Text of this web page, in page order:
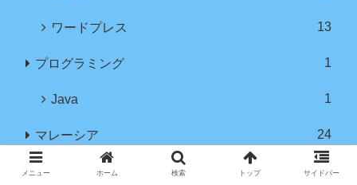
ワードプレス 13
プログラミング 1
Java 1
マレーシア 24
クアラルンプール 12
メニュー ホーム 検索 トップ サイドバー